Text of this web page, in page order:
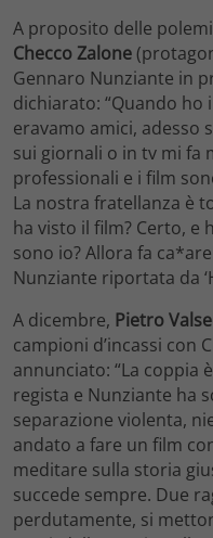
A proposito delle
Checco Zalone
Gennaro Nunziante in
dichiarato: “Quando ho
eravamo amici, adesso
sui giornali o in tv mi fa
professionali e i film
La nostra fratellanza è
ha visto il film? Certo, e
sono io? Allora fa
Nunziante riportata da
A dicembre, Pietro
campioni d’incassi con
annunciato: “La coppia
regista e Nunziante ha
separazione violenta,
andato a fare un film
meditare sulla storia
succede sempre. Due
perdutamente, si